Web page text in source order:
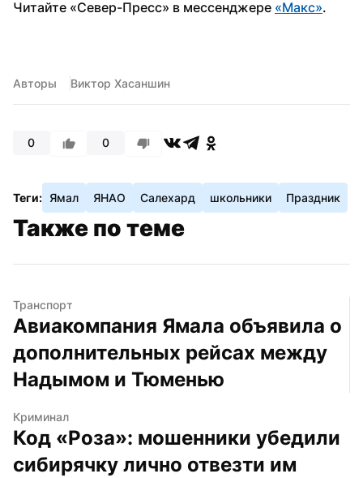
Читайте «Север-Пресс» в мессенджере «Макс».
Авторы Виктор Хасаншин
0 0
Теги: Ямал ЯНАО Салехард школьники Праздник
Также по теме
Транспорт
Авиакомпания Ямала объявила о
дополнительных рейсах между
Надымом и Тюменью
Криминал
Код «Роза»: мошенники убедили
сибирячку лично отвезти им